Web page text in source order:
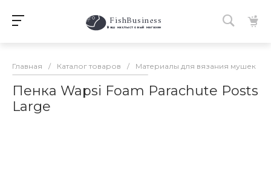
FishBusiness
Ваш нахлыстовый магазин
Главная / Каталог товаров / Материалы для вязания мушек
Пенка Wapsi Foam Parachute Posts
Large